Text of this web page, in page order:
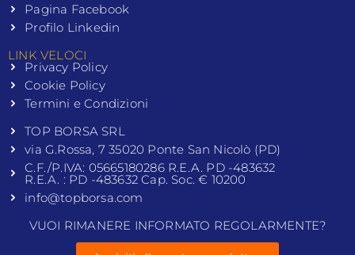
Pagina Facebook
Profilo Linkedin
LINK VELOCI
Privacy Policy
Cookie Policy
Termini e Condizioni
TOP BORSA SRL
via G.Rossa, 7 35020 Ponte San Nicolò (PD)
C.F./P.IVA: 05665180286 R.E.A. PD -483632
R.E.A. : PD -483632 Cap. Soc. € 10200
info@topborsa.com
VUOI RIMANERE INFORMATO REGOLARMENTE?